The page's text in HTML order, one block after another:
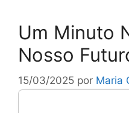
Um Minuto
Nosso
15/03/2025 por Maria